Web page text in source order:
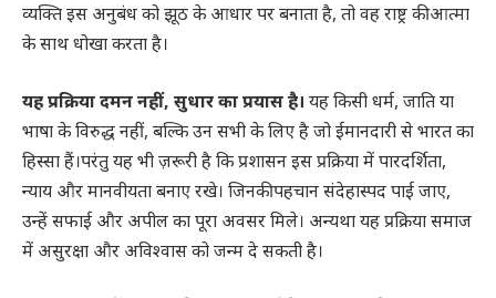
व्यक्ति इस अनुबंध को झूठ के आधार पर बनाता है, तो वह राष्ट्र की आत्मा
के साथ धोखा करता है।
यह प्रक्रिया दमन नहीं, सुधार का प्रयास है। यह किसी धर्म, जाति या
भाषा के विरुद्ध नहीं, बल्कि उन सभी के लिए है जो ईमानदारी से भारत का
हिस्सा हैं।परंतु यह भी ज़रूरी है कि प्रशासन इस प्रक्रिया में पारदर्शिता,
न्याय और मानवीयता बनाए रखे। जिनकी पहचान संदेहास्पद पाई जाए,
उन्हें सफाई और अपील का पूरा अवसर मिले। अन्यथा यह प्रक्रिया समाज
में असुरक्षा और अविश्वास को जन्म दे सकती है।